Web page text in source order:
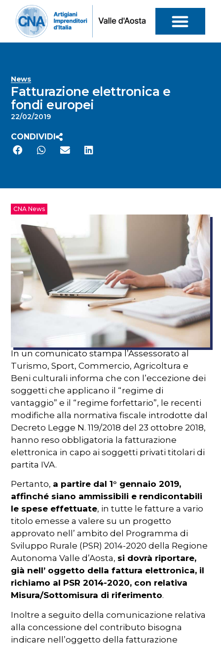
News
Fatturazione elettronica e
fondi europei
22/02/2019
CONDIVIDI
CNA News
In un comunicato stampa l’Assessorato al
Turismo, Sport, Commercio, Agricoltura e
Beni culturali informa che con l’eccezione dei
soggetti che applicano il “regime di
vantaggio” e il “regime forfettario”, le recenti
modifiche alla normativa fiscale introdotte dal
Decreto Legge N. 119/2018 del 23 ottobre 2018,
hanno reso obbligatoria la fatturazione
elettronica in capo ai soggetti privati titolari di
partita IVA.
Pertanto, a partire dal 1° gennaio 2019,
affinché siano ammissibili e rendicontabili
le spese effettuate, in tutte le fatture a vario
titolo emesse a valere su un progetto
approvato nell’ ambito del Programma di
Sviluppo Rurale (PSR) 2014-2020 della Regione
Autonoma Valle d’Aosta, si dovrà riportare,
già nell’ oggetto della fattura elettronica, il
richiamo al PSR 2014-2020, con relativa
Misura/Sottomisura di riferimento.
Inoltre a seguito della comunicazione relativa
alla concessione del contributo bisogna
indicare nell’oggetto della fatturazione